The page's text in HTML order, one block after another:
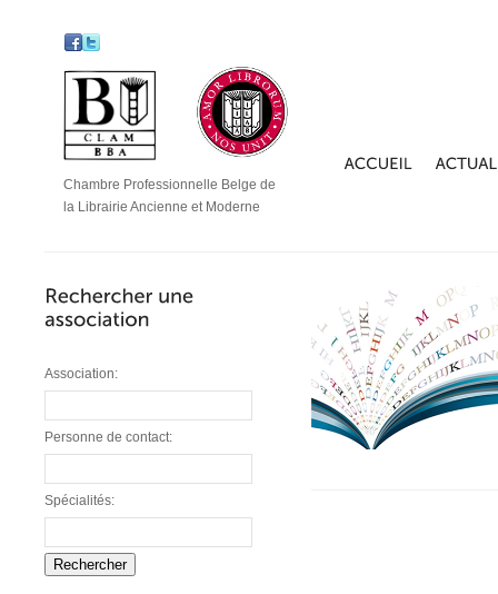
Chambre Professionnelle Belge de
la Librairie Ancienne et Moderne
Association:
Personne de contact:
Spécialités:
Rechercher